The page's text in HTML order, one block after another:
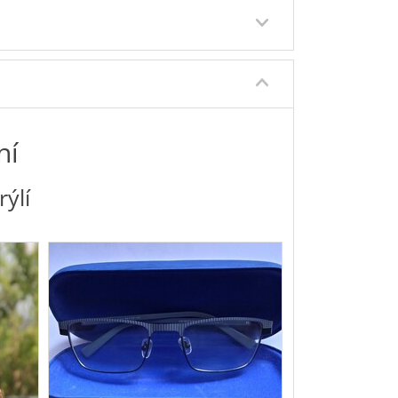
na magnet